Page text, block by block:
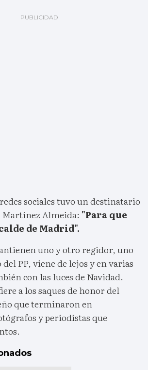
sociales tuvo un destinatario
Martínez Almeida: "Para que
de Madrid".
uno y otro regidor, uno
PP, viene de lejos y en varias
con las luces de Navidad.
a los saques de honor del
que terminaron en
y periodistas que